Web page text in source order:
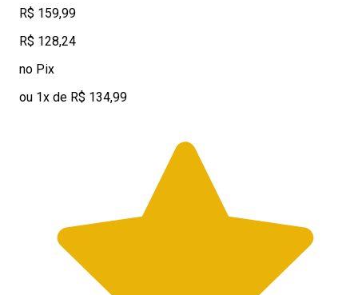
R$ 159,99
R$ 128,24
no Pix
ou 1x de R$ 134,99